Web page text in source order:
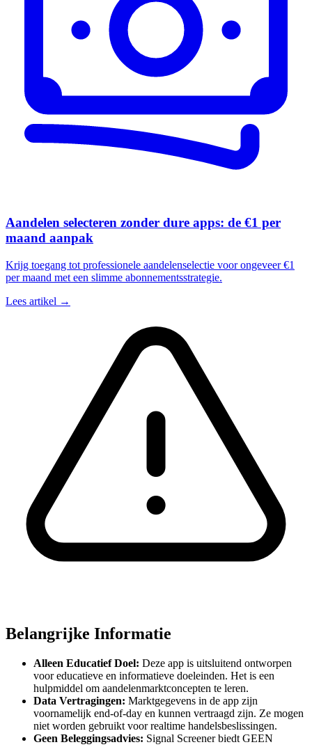
Aandelen selecteren zonder dure apps: de €1 per
maand aanpak
Krijg toegang tot professionele aandelenselectie voor ongeveer €1
per maand met een slimme abonnementsstrategie.
Lees artikel →
Belangrijke Informatie
Alleen Educatief Doel: Deze app is uitsluitend ontworpen
voor educatieve en informatieve doeleinden. Het is een
hulpmiddel om aandelenmarktconcepten te leren.
Data Vertragingen: Marktgegevens in de app zijn
voornamelijk end-of-day en kunnen vertraagd zijn. Ze mogen
niet worden gebruikt voor realtime handelsbeslissingen.
Geen Beleggingsadvies: Signal Screener biedt GEEN